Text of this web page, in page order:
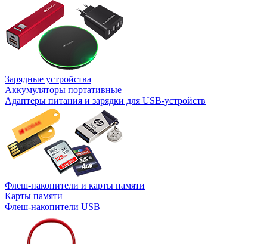
Зарядные устройства
Аккумуляторы портативные
Адаптеры питания и зарядки для USB-устройств
Флеш-накопители и карты памяти
Карты памяти
Флеш-накопители USB